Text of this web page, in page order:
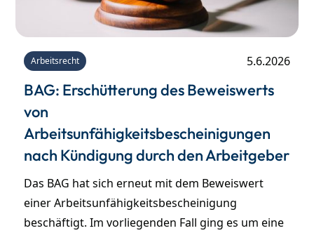
Arbeitsrecht 5.6.2026
BAG: Erschütterung des Beweiswerts
von
Arbeitsunfähigkeitsbescheinigungen
nach Kündigung durch den Arbeitgeber
Das BAG hat sich erneut mit dem Beweiswert
einer Arbeitsunfähigkeitsbescheinigung
beschäftigt. Im vorliegenden Fall ging es um eine